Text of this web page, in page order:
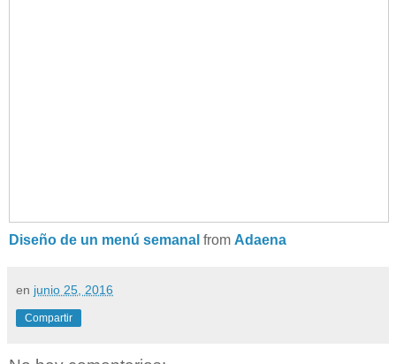
Diseño de un menú semanal from Adaena
en junio 25, 2016
Compartir